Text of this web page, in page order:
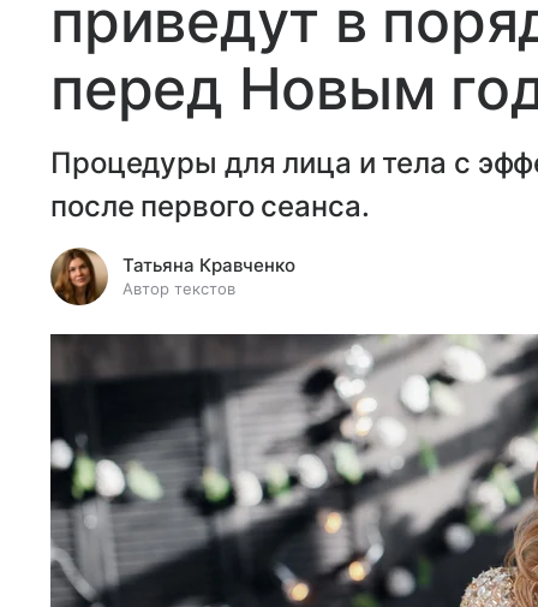
приведут в
перед Новым
Процедуры для лица и тела с
после первого сеанса.
Татьяна Кравченко
Автор текстов